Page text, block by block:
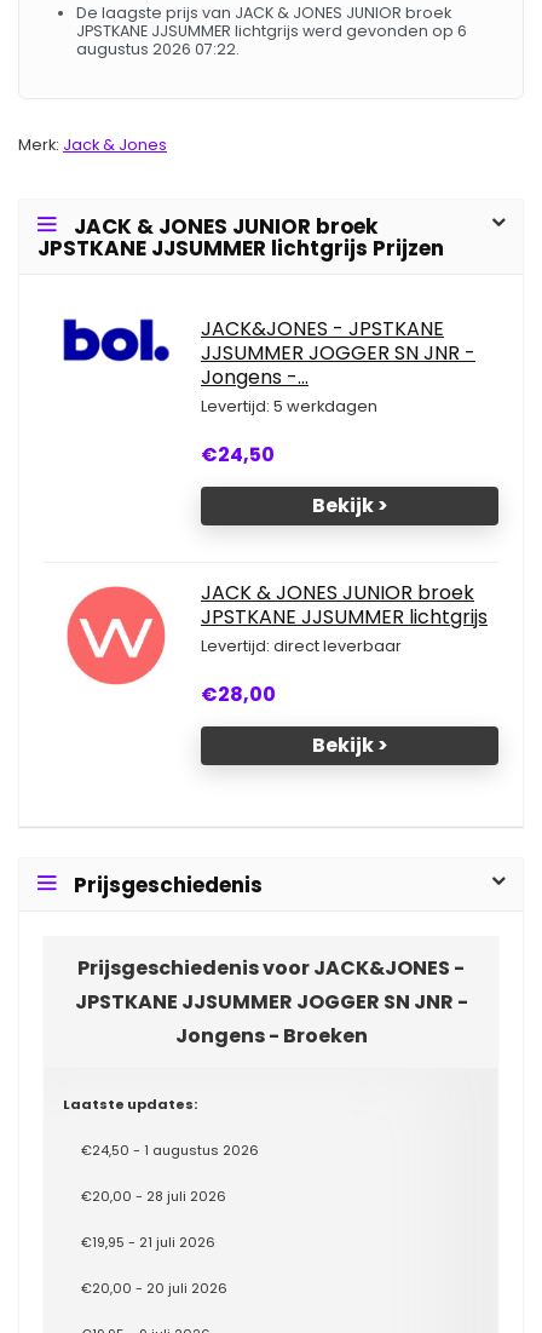
De laagste prijs van JACK & JONES JUNIOR broek
JPSTKANE JJSUMMER lichtgrijs werd gevonden op 6
augustus 2026 07:22.
Merk: Jack & Jones
JACK & JONES JUNIOR broek
JPSTKANE JJSUMMER lichtgrijs Prijzen
JACK&JONES - JPSTKANE
JJSUMMER JOGGER SN JNR -
Jongens -...
Levertijd: 5 werkdagen
€24,50
Bekijk >
JACK & JONES JUNIOR broek
JPSTKANE JJSUMMER lichtgrijs
Levertijd: direct leverbaar
€28,00
Bekijk >
Prijsgeschiedenis
Prijsgeschiedenis voor JACK&JONES -
JPSTKANE JJSUMMER JOGGER SN JNR -
Jongens - Broeken
Laatste updates:
€24,50 - 1 augustus 2026
€20,00 - 28 juli 2026
€19,95 - 21 juli 2026
€20,00 - 20 juli 2026